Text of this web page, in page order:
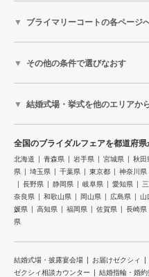
ブライマリーコートの各ページ
その他の条件で選びなおす
結婚式場・挙式を他のエリアか
全国のブライダルフェアを都道府
北海道 青森県 岩手県 宮城県 秋田
県
埼玉県 千葉県 東京都 神奈川県
長野県
静岡県 岐阜県 愛知県
奈良県
和歌山県 岡山県 広島県 山
媛県
高知県 福岡県 佐賀県 長崎県
県
結婚式場・披露宴会場 お届けゼクシィ
ゼクシィ相談カウンター
結婚指輪・婚